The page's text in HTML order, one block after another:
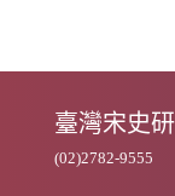
臺灣宋史
(02)2782-9555